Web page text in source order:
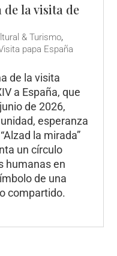
de la visita de
& Turismo,
papa España
de la visita
a España, que
de 2026,
esperanza
la mirada”
un círculo
humanas en
de una
compartido.